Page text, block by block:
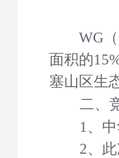
WG
面积的
塞山区生
二、
1、
2、